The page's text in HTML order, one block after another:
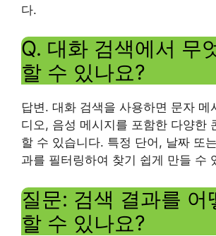
다.
Q. 대화 검색에서 무
할 수 있나요?
답변. 대화 검색을 사용하면 문자 메
디오, 음성 메시지를 포함한 다양한
할 수 있습니다. 특정 단어, 날짜 또
과를 필터링하여 찾기 쉽게 만들 수
질문: 검색 결과를 어
할 수 있나요?